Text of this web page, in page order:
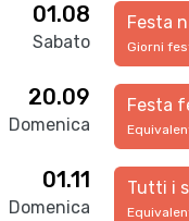
01.08
Sabato
Festa
Giorni
20.09
Domenica
Festa
01.11
Domenica
Tutti i